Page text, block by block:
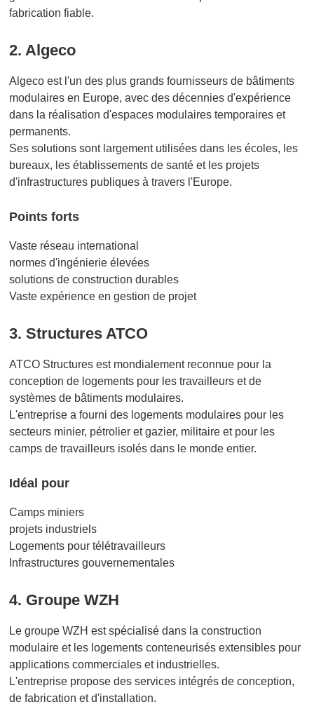
fabrication fiable.
2. Algeco
Algeco est l'un des plus grands fournisseurs de bâtiments
modulaires en Europe, avec des décennies d'expérience
dans la réalisation d'espaces modulaires temporaires et
permanents.
Ses solutions sont largement utilisées dans les écoles, les
bureaux, les établissements de santé et les projets
d'infrastructures publiques à travers l'Europe.
Points forts
Vaste réseau international
normes d'ingénierie élevées
solutions de construction durables
Vaste expérience en gestion de projet
3. Structures ATCO
ATCO Structures est mondialement reconnue pour la
conception de logements pour les travailleurs et de
systèmes de bâtiments modulaires.
L'entreprise a fourni des logements modulaires pour les
secteurs minier, pétrolier et gazier, militaire et pour les
camps de travailleurs isolés dans le monde entier.
Idéal pour
Camps miniers
projets industriels
Logements pour télétravailleurs
Infrastructures gouvernementales
4. Groupe WZH
Le groupe WZH est spécialisé dans la construction
modulaire et les logements conteneurisés extensibles pour
applications commerciales et industrielles.
L'entreprise propose des services intégrés de conception,
de fabrication et d'installation.